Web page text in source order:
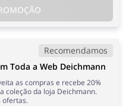
Recomendamos
Toda a Web Deichmann
as compras e recebe 20%
coleção da loja Deichmann.
ofertas.